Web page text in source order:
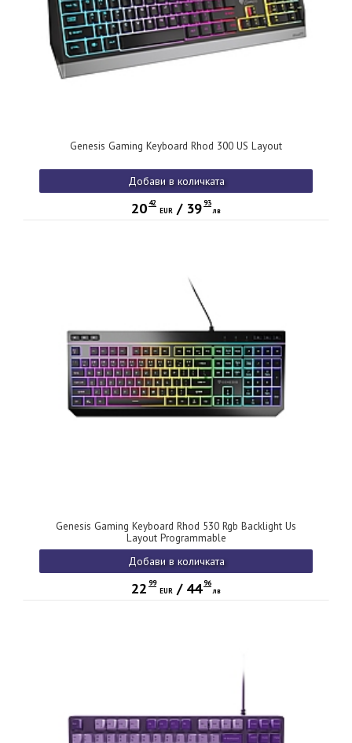
Genesis Gaming Keyboard Rhod 300 US Layout
Добави в количката
20 42
EUR / 3993
лв
Genesis Gaming Keyboard Rhod 530 Rgb Backlight Us
Layout Programmable
Добави в количката
22 99
EUR / 4496
лв